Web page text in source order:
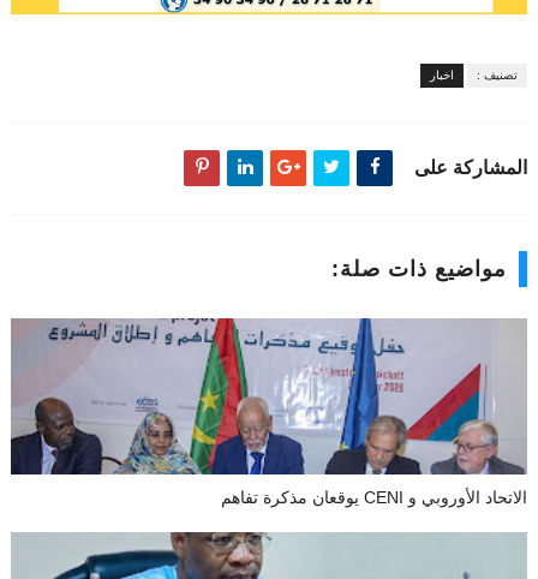
تصنيف : اخبار
المشاركة على
مواضيع ذات صلة:
الاتحاد الأوروبي و CENI يوقعان مذكرة تفاهم